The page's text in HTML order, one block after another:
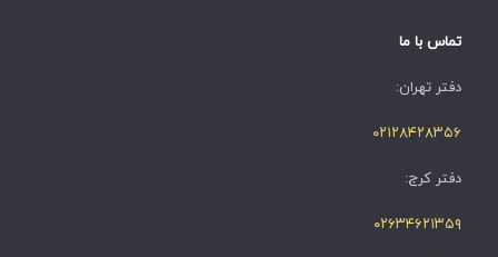
تماس با ما
دفتر تهران:
۰۲۱۲۸۴۲۸۳۵۶
دفتر کرج:
۰۲۶۳۴۶۲۱۳۵۹